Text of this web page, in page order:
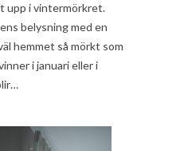
upp i vintermörkret.
belysning med en
hemmet så mörkt som
i januari eller i